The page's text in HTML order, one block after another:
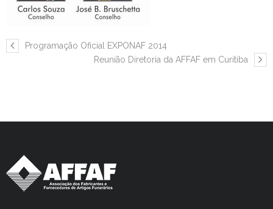
Programação Oficial EXPONAF 2014
Reunião Diretoria da AFFAF em Curitiba